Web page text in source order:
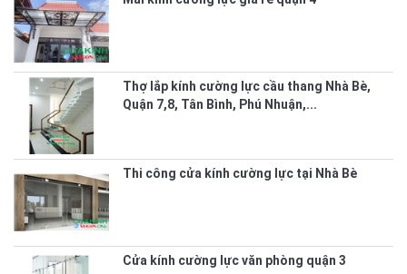
Thợ lắp kính cường lực cầu thang Nhà Bè,
Quận 7,8, Tân Bình, Phú Nhuận,...
Thi công cửa kính cường lực tại Nhà Bè
Cửa kính cường lực văn phòng quận 3